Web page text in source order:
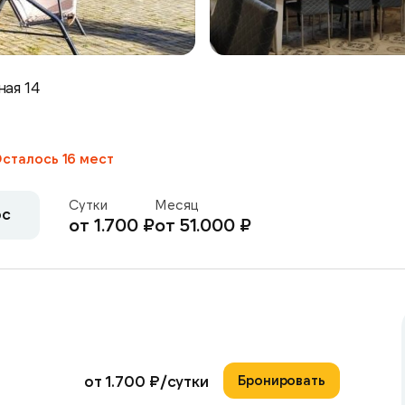
14
16 мест
Сутки
от 1.700 ₽
Месяц
от 51.000 ₽
от 1.700 ₽/сутки Бронировать